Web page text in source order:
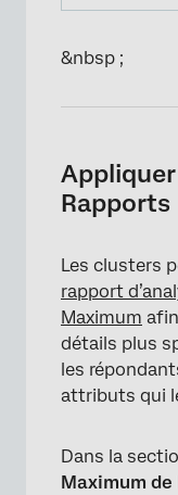
&nbsp ;
Rapports
Les clusters
rapport
Maximum
détails plus
les
attributs qui
Dans la
Maximum de